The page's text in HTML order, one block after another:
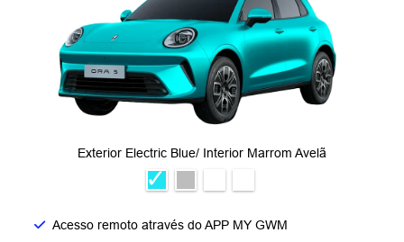
Exterior Electric Blue/ Interior Marrom Avelã
Acesso remoto através do APP MY GWM